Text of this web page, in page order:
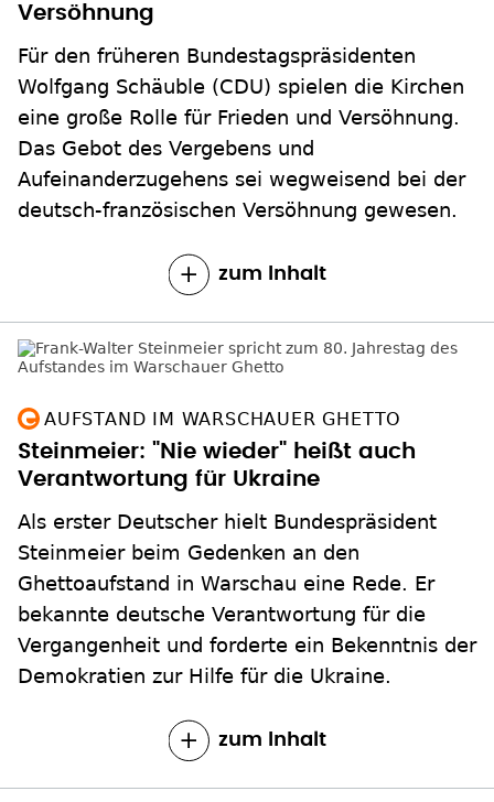
Versöhnung
Für den früheren Bundestagspräsidenten
Wolfgang Schäuble (CDU) spielen die Kirchen
eine große Rolle für Frieden und Versöhnung.
Das Gebot des Vergebens und
Aufeinanderzugehens sei wegweisend bei der
deutsch-französischen Versöhnung gewesen.
zum Inhalt
AUFSTAND IM WARSCHAUER GHETTO
Verantwortung für Ukraine
Als erster Deutscher hielt Bundespräsident
Steinmeier beim Gedenken an den
Ghettoaufstand in Warschau eine Rede. Er
bekannte deutsche Verantwortung für die
Vergangenheit und forderte ein Bekenntnis der
Demokratien zur Hilfe für die Ukraine.
zum Inhalt
KRANZNIEDERLEGUNG IN HAMBURG
Bischöfin Fehrs betet mit König Charles